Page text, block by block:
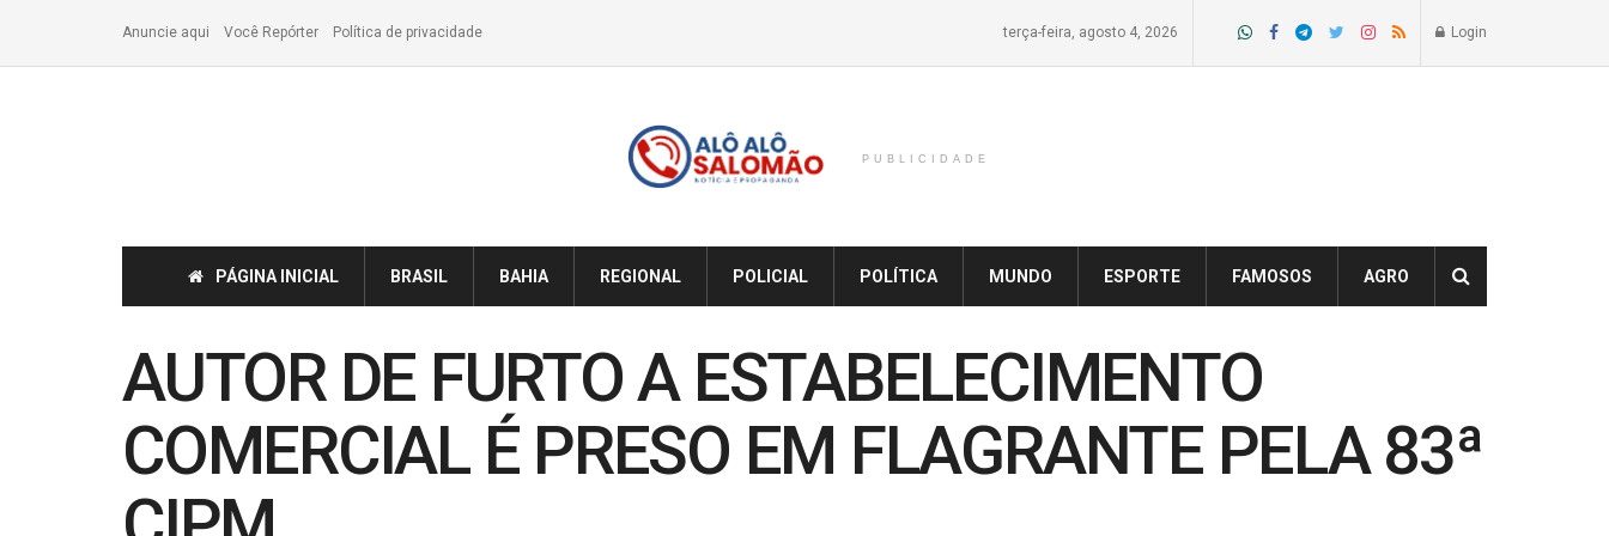
Anuncie aqui Você Repórter Política de privacidade terça-feira, agosto 4, 2026 Login
PUBLICIDADE
PÁGINA INICIAL BRASIL BAHIA REGIONAL POLICIAL POLÍTICA MUNDO ESPORTE FAMOSOS AGRO
AUTOR DE FURTO A ESTABELECIMENTO
COMERCIAL É PRESO EM FLAGRANTE PELA 83ª